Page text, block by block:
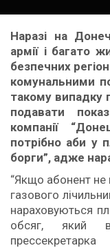
Наразі на
армії і багато
безпечних
комунальними
такому випадку
подавати
компанії
потрібно аби у
борги”, адже
“Якщо абонент не
газового
нараховуються
обсяг, який